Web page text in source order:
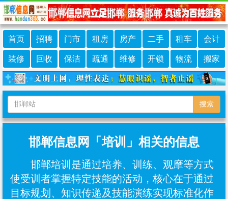
首页 招聘 门市 租房 房产 二手 租车 会计
装修 回收 保洁 疏通 维修 开锁 物流 搬家
搜索
邯郸信息网「培训」相关的信息
邯郸培训是通过培养、训练、观摩等方式
使受训者掌握特定技能的活动，核心在于通过
目标规划、知识传递及技能演练实现标准化作